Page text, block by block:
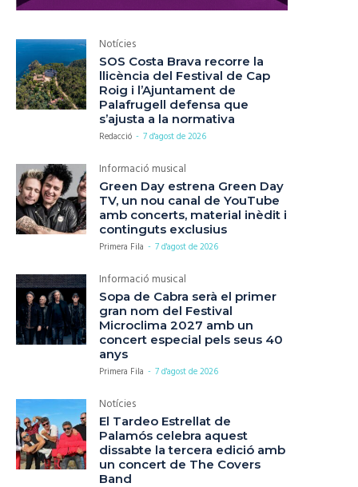
Notícies
SOS Costa Brava recorre la
llicència del Festival de Cap
Roig i l’Ajuntament de
Palafrugell defensa que
s’ajusta a la normativa
Redacció - 7 d'agost de 2026
Informació musical
Green Day estrena Green Day
TV, un nou canal de YouTube
amb concerts, material inèdit i
continguts exclusius
Primera Fila - 7 d'agost de 2026
Informació musical
Sopa de Cabra serà el primer
gran nom del Festival
Microclima 2027 amb un
concert especial pels seus 40
anys
Primera Fila - 7 d'agost de 2026
Notícies
El Tardeo Estrellat de
Palamós celebra aquest
dissabte la tercera edició amb
un concert de The Covers
Band